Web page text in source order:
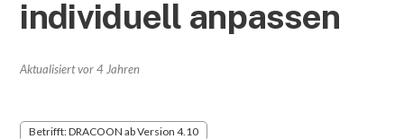
individuell anpassen
Aktualisiertvor 4 Jahren
Betrifft: DRACOON ab Version 4.10